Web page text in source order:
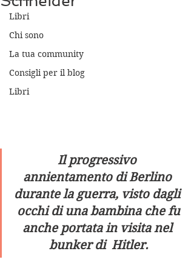
Libri
Chi sono
La tua community
Consigli per il blog
Libri
Il progressivo
annientamento di Berlino
durante la guerra, visto dagli
occhi di una bambina che fu
anche portata in visita nel
bunker di  Hitler.